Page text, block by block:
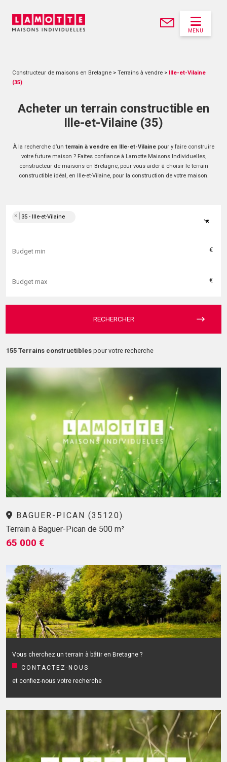
MENU
Constructeur de maisons en Bretagne > Terrains à vendre > Ille-et-Vilaine
(35)
Acheter un terrain constructible en
Ille-et-Vilaine (35)
À la recherche d’un terrain à vendre en Ille-et-Vilaine pour y faire construire
votre future maison ? Faites confiance à Lamotte Maisons Individuelles,
constructeur de maisons en Bretagne, pour vous aider à choisir le terrain
constructible idéal, en Ille-et-Vilaine, pour la construction de votre maison.
×
× 35 - Ille-et-Vilaine
€
€
RECHERCHER
155 Terrains constructibles pour votre recherche
BAGUER-PICAN (35120)
Terrain à Baguer-Pican de 500 m²
65 000 €
Vous cherchez un terrain à bâtir en Bretagne ?
CONTACTEZ-NOUS
et confiez-nous votre recherche